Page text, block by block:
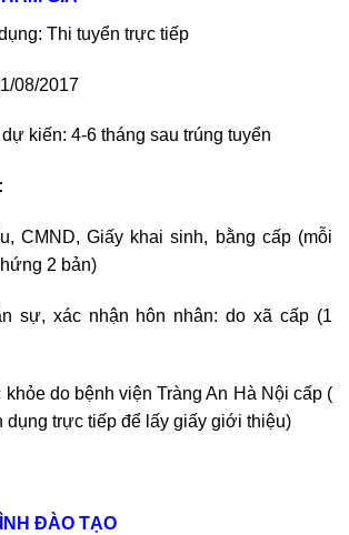
Thi tuyển trực tiếp
08/2017
kiến: 4-6 tháng sau trúng tuyển
CMND, Giấy khai sinh, bằng cấp (mỗi
2 bản)
sự, xác nhận hôn nhân: do xã cấp (1
do bệnh viện Tràng An Hà Nội cấp (
dụng trực tiếp để lấy giấy giới thiệu)
ĐÀO TẠO